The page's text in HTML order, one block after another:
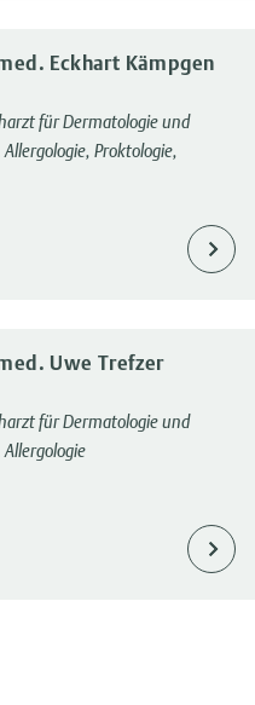
Eckhart Kämpgen
für Dermatologie und
Proktologie,
Uwe Trefzer
für Dermatologie und
Allergologie